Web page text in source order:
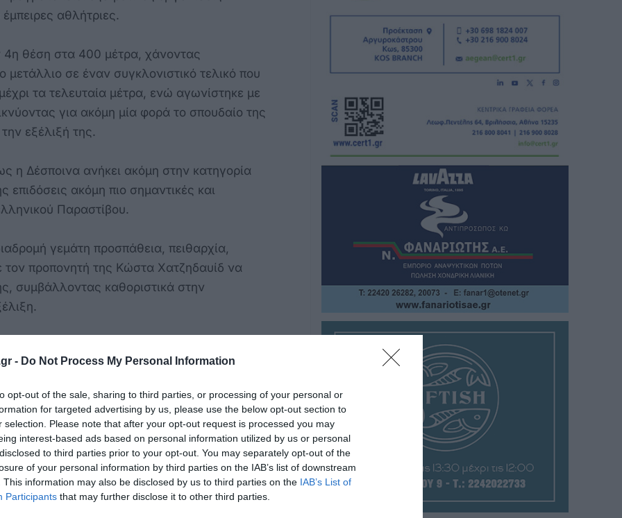
- Do Not Process My Personal Information
opt-out of the sale, sharing to third parties, or processing of your personal or
for targeted advertising by us, please use the below opt-out section to
selection. Please note that after your opt-out request is processed you may
interest-based ads based on personal information utilized by us or personal
to third parties prior to your opt-out. You may separately opt-out of the
of your personal information by third parties on the IAB’s list of downstream
This information may also be disclosed by us to third parties on the IAB’s List of
Participants that may further disclose it to other third parties.
αθλήτριες.
4η θέση στα 400 μέτρα, χάνοντας
μετάλλιο σε έναν συγκλονιστικό τελικό που
τα τελευταία μέτρα, ενώ αγωνίστηκε με
για ακόμη μία φορά το σπουδαίο της
εξέλιξή της.
η Δέσποινα ανήκει ακόμη στην κατηγορία
επιδόσεις ακόμη πιο σημαντικές και
Παραστίβου.
γεμάτη προσπάθεια, πειθαρχία,
τον προπονητή της Κώστα Χατζηδαυίδ να
συμβάλλοντας καθοριστικά στην
στο πλευρό της την οικογένειά της,
ξεκούρασης και να ξεκινήσει τις
μία απαιτητική αλλά απόλυτα
δειλίας και χυδαιότητας!